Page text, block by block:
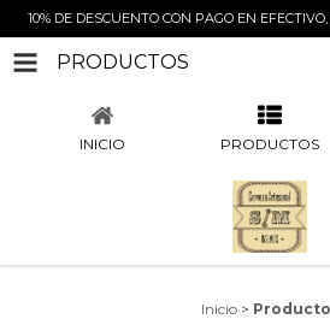
10% DE DESCUENTO CON PAGO EN
PRODUCTOS
INICIO PRODUCTOS
Inicio >